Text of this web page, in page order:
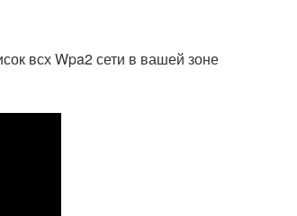
всх Wpa2 сети в вашей зоне